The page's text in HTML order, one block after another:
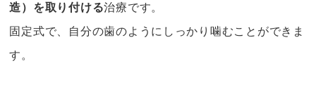
造）を取り付ける治療です。
固定式で、自分の歯のようにしっかり噛むことができま
す。